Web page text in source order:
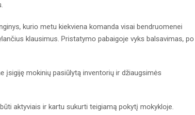
.
kurio metu kiekviena komanda visai bendruomenei
klausimus. Pristatymo pabaigoje vyks balsavimas, po
įsigiję mokinių pasiūlytą inventorių ir džiaugsimės
aktyviais ir kartu sukurti teigiamą pokytį mokykloje.